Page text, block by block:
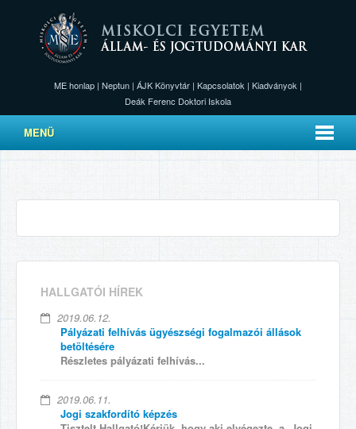
ME honlap | Neptun | ÁJK Könyvtár | Kapcsolatok | Kiadványok |
Deák Ferenc Doktori Iskola
MENÜ
HALLGATÓI HÍREK
2019.06.12.
Pályázati felhívás ügyészségi fogalmazói állások
betöltésére
Részletes pályázati felhívás...
2019.06.11.
Jogi szakfordító képzés